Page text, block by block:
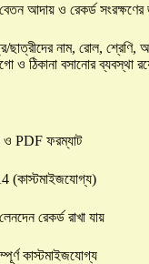
আদায় ও রেকর্ড
ছাত্রীদের নাম, রোল, শ্রেণি,
ও ঠিকানা বসানোর ব্যবস্থা
ও PDF ফরম্যাট
(কাস্টমাইজযোগ্য)
রেকর্ড রাখা যায়
কাস্টমাইজযোগ্য